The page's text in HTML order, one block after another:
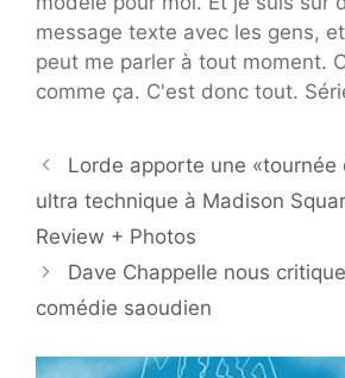
message texte avec les gens,
peut me parler à tout moment.
comme ça. C'est donc tout.
Lorde apporte une «tournée
ultra technique à Madison
Review + Photos
Dave Chappelle nous
comédie saoudien